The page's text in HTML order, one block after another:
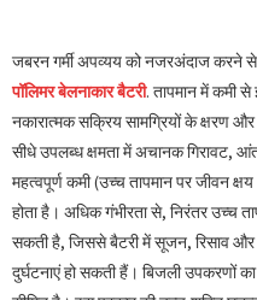
जबरन गर्मी अपव्यय को नजरअंदाज करने
पॉलिमर बेलनाकार बैटरी. तापमान में कमी
नकारात्मक सक्रिय सामग्रियों के क्षरण
सीधे उपलब्ध क्षमता में अचानक गिरावट,
महत्वपूर्ण कमी (उच्च तापमान पर जीवन
होता है। अधिक गंभीरता से, निरंतर उच्च
सकती है, जिससे बैटरी में सूजन, रिसाव
दुर्घटनाएं हो सकती हैं। बिजली उपकरणों